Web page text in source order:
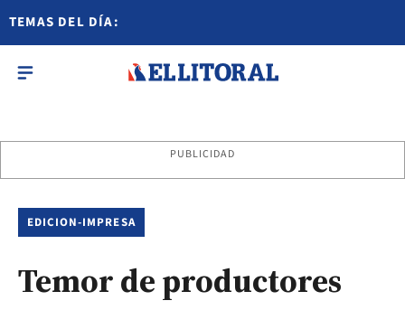
TEMAS DEL DÍA:
PUBLICIDAD
EDICION-IMPRESA
Temor de productores